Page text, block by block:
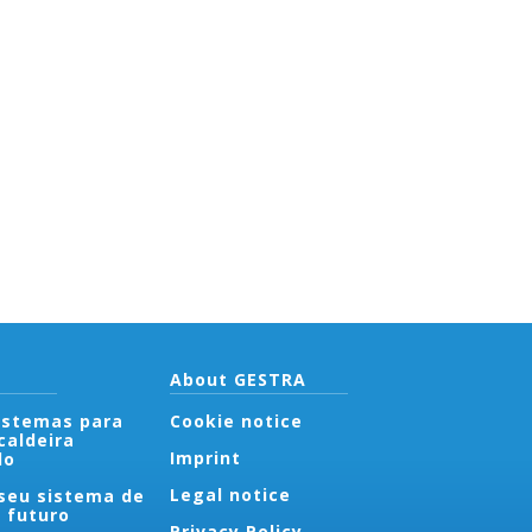
para
sistema de
futuro
About GESTRA
Cookie notice
Imprint
Legal notice